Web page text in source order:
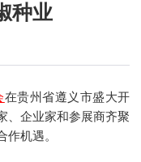
种业
在贵州省遵义市盛大开
、企业家和参展商齐聚
机遇。